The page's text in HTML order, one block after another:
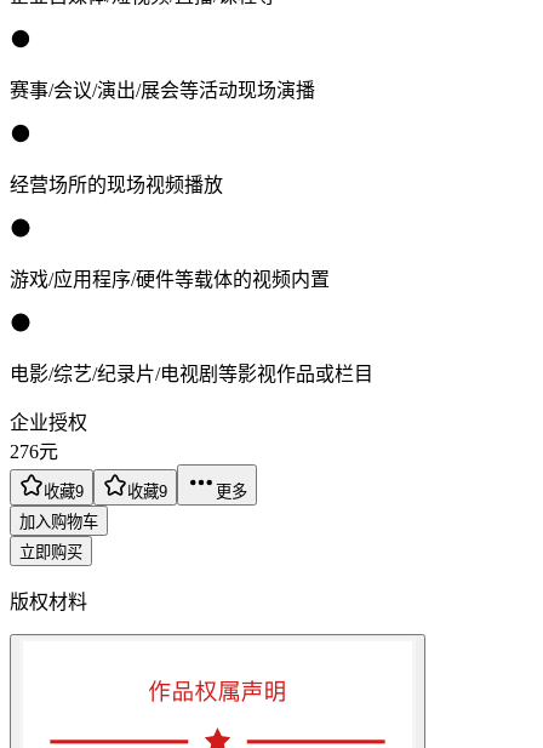
赛事/会议/演出/展会等活动现场演播
经营场所的现场视频播放
游戏/应用程序/硬件等载体的视频内置
电影/综艺/纪录片/电视剧等影视作品或栏目
企业授权
276元
收藏9 收藏9
更多
加入购物车
立即购买
版权材料